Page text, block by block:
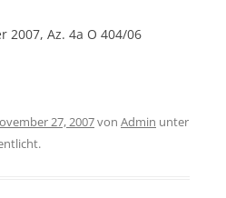
2007, Az. 4a O 404/06
27, 2007von Admin unter